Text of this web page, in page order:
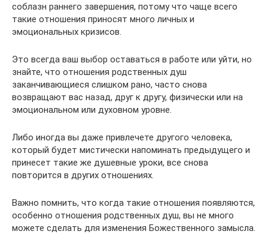
соблазн раннего завершения, потому что чаще всего
такие отношения приносят много личных и
эмоциональных кризисов.
Это всегда ваш выбор оставаться в работе или уйти, но
знайте, что отношения родственных душ
заканчивающиеся слишком рано, часто снова
возвращают вас назад, друг к другу, физически или на
эмоциональном или духовном уровне.
Либо иногда вы даже привлечете другого человека,
который будет мистически напоминать предыдущего и
принесет такие же душевные уроки, все снова
повторится в других отношениях.
Важно помнить, что когда такие отношения появляются,
особенно отношения родственных душ, вы не много
можете сделать для изменения Божественного замысла.